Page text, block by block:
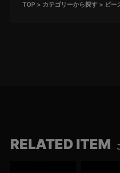
TOP カテゴリーから探す ビー
RELATED ITEM